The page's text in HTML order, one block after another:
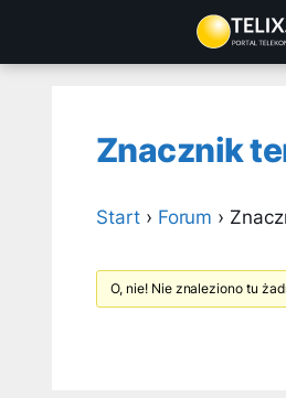
treści
Znacznik
Start › Forum ›
O, nie! Nie znaleziono tu